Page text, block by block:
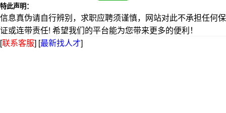
特此声明：
信息真伪请自行辨别，求职应聘须谨慎，网站对此不承担任何保
证或连带责任! 希望我们的平台能为您带来更多的便利！
[联系客服] [最新找人才]